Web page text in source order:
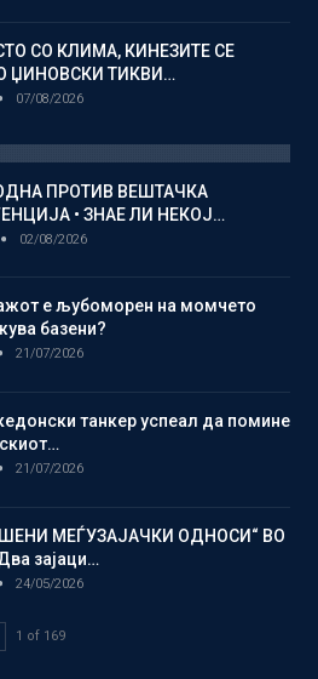
СО КЛИМА, КИНЕЗИТЕ СЕ
ЏИНОВСКИ ТИКВИ…
07/08/2026
ПРОТИВ ВЕШТАЧКА
• ЗНАЕ ЛИ НЕКОЈ…
02/08/2026
е љубоморен на момчето
базени?
21/07/2026
танкер успеал да помине
21/07/2026
МЕЃУЗАЈАЧКИ ОДНОСИ“ ВО
зајаци…
24/05/2026
1 of 169